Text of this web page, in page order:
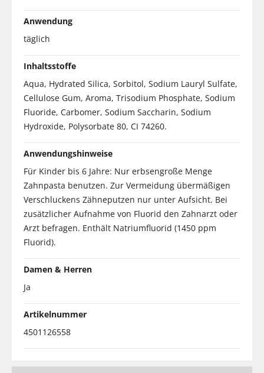
Anwendung
täglich
Inhaltsstoffe
Aqua, Hydrated Silica, Sorbitol, Sodium Lauryl Sulfate,
Cellulose Gum, Aroma, Trisodium Phosphate, Sodium
Fluoride, Carbomer, Sodium Saccharin, Sodium
Hydroxide, Polysorbate 80, CI 74260.
Anwendungshinweise
Für Kinder bis 6 Jahre: Nur erbsengroße Menge
Zahnpasta benutzen. Zur Vermeidung übermäßigen
Verschluckens Zähneputzen nur unter Aufsicht. Bei
zusätzlicher Aufnahme von Fluorid den Zahnarzt oder
Arzt befragen. Enthält Natriumfluorid (1450 ppm
Fluorid).
Damen & Herren
Ja
Artikelnummer
4501126558